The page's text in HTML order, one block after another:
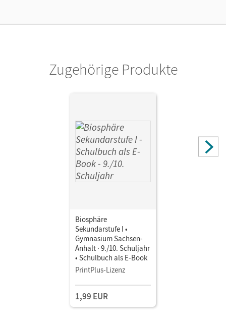
Unterrichtsmanagers solange das Lehrwerk erhältlich ist.
Zugehörige Produkte
Biosphäre
Sekundarstufe I •
Gymnasium Sachsen-
Anhalt · 9./10. Schuljahr
• Schulbuch als E-Book
PrintPlus-Lizenz
1,99 EUR